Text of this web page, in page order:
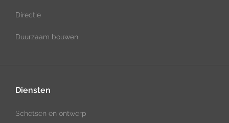
Directie
Duurzaam bouwen
Diensten
Schetsen en ontwerp